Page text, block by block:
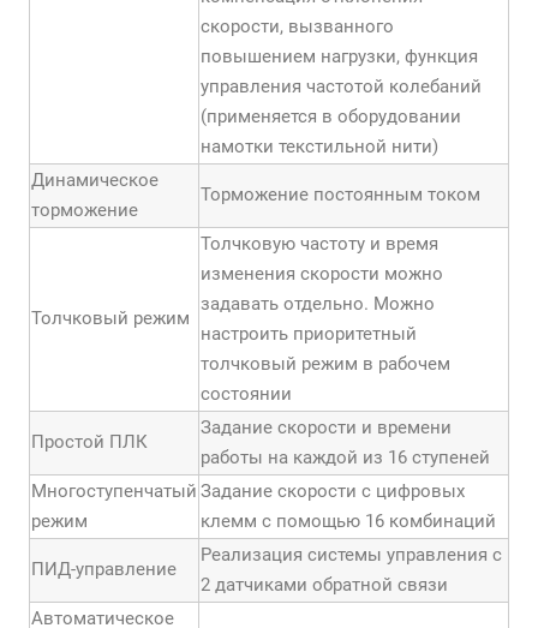
скорости, вызванного
повышением нагрузки, функция
управления частотой колебаний
(применяется в оборудовании
намотки текстильной нити)
Динамическое
торможение
Торможение постоянным током
Толчковый режим
Толчковую частоту и время
изменения скорости можно
задавать отдельно. Можно
настроить приоритетный
толчковый режим в рабочем
состоянии
Простой ПЛК
Задание скорости и времени
работы на каждой из 16 ступеней
Многоступенчатый
режим
Задание скорости с цифровых
клемм с помощью 16 комбинаций
ПИД-управление
Реализация системы управления с
2 датчиками обратной связи
Автоматическое